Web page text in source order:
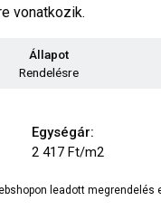
vonatkozik.
Állapot
Rendelésre
Egységár:
2 417 Ft/m2
leadott megrendelés